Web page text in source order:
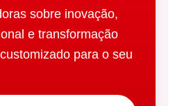
sobre inovação,
e transformação
para o seu